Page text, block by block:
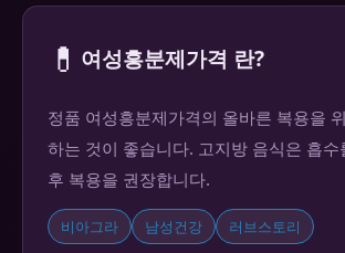
💊 여성흥분제가격 란?
정품 여성흥분제가격의 올바른 복용을
하는 것이 좋습니다. 고지방 음식은 흡
후 복용을 권장합니다.
비아그라 남성건강 러브스토리